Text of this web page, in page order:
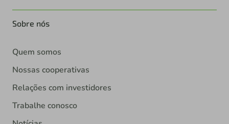
Sobre nós
Quem somos
Nossas cooperativas
Relações com investidores
Trabalhe conosco